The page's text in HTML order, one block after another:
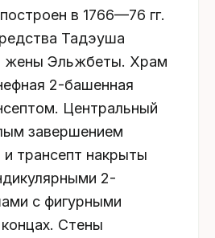
в 1766—76 гг.
Тадэуша
жены Эльжбеты. Храм
2-башенная
Центральный
завершением
и трансепт накрыты
2-
с фигурными
Стены